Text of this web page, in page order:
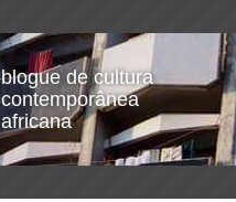
blogue de cultura
contemporânea
africana